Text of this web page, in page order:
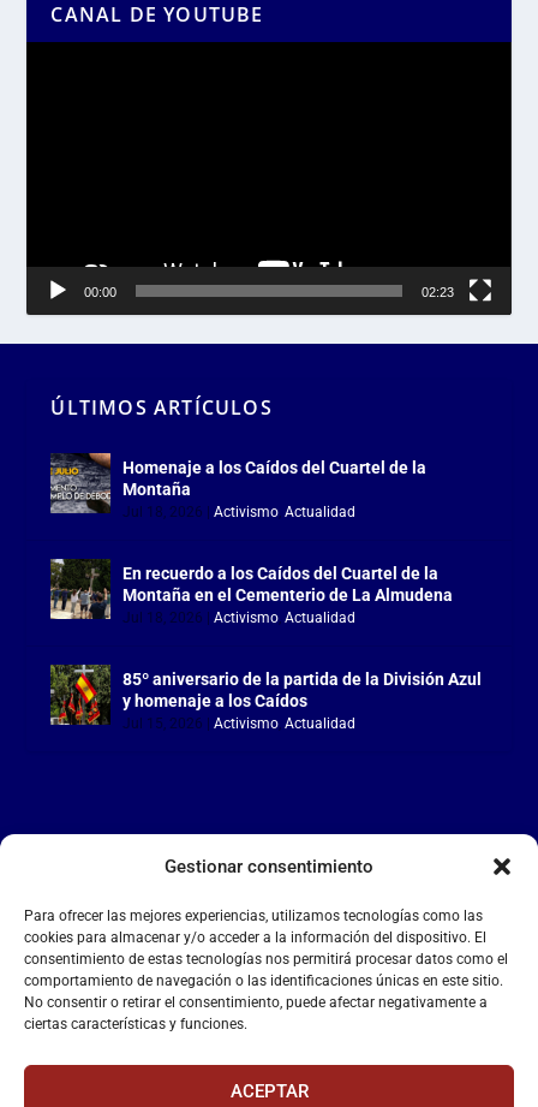
Gestionar consentimiento
Para ofrecer las mejores experiencias, utilizamos tecnologías como las
cookies para almacenar y/o acceder a la información del dispositivo. El
consentimiento de estas tecnologías nos permitirá procesar datos como el
comportamiento de navegación o las identificaciones únicas en este sitio.
No consentir o retirar el consentimiento, puede afectar negativamente a
ciertas características y funciones.
ACEPTAR
CANAL DE YOUTUBE
00:00 02:23
ÚLTIMOS ARTÍCULOS
Homenaje a los Caídos del Cuartel de la
Montaña
Jul 18, 2026 |Activismo,Actualidad
En recuerdo a los Caídos del Cuartel de la
Montaña en el Cementerio de La Almudena
Jul 18, 2026 |Activismo,Actualidad
85º aniversario de la partida de la División Azul
y homenaje a los Caídos
Jul 15, 2026 |Activismo,Actualidad
LA FALANGE
Reproductor
de
vídeo